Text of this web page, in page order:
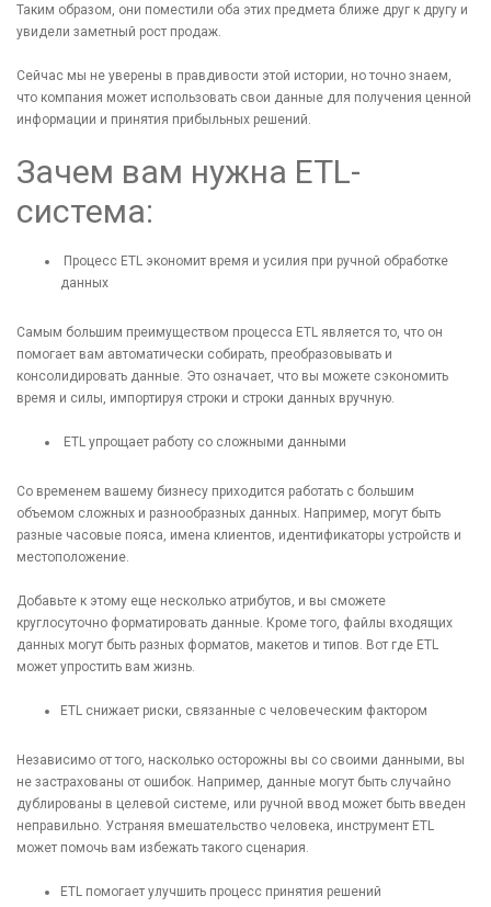
Таким образом, они поместили оба этих предмета ближе друг к другу и
увидели заметный рост продаж.
Сейчас мы не уверены в правдивости этой истории, но точно знаем,
что компания может использовать свои данные для получения ценной
информации и принятия прибыльных решений.
Зачем вам нужна ETL-
система:
Процесс ETL экономит время и усилия при ручной обработке
данных
Самым большим преимуществом процесса ETL является то, что он
помогает вам автоматически собирать, преобразовывать и
консолидировать данные. Это означает, что вы можете сэкономить
время и силы, импортируя строки и строки данных вручную.
ETL упрощает работу со сложными данными
Со временем вашему бизнесу приходится работать с большим
объемом сложных и разнообразных данных. Например, могут быть
разные часовые пояса, имена клиентов, идентификаторы устройств и
местоположение.
Добавьте к этому еще несколько атрибутов, и вы сможете
круглосуточно форматировать данные. Кроме того, файлы входящих
данных могут быть разных форматов, макетов и типов. Вот где ETL
может упростить вам жизнь.
ETL снижает риски, связанные с человеческим фактором
Независимо от того, насколько осторожны вы со своими данными, вы
не застрахованы от ошибок. Например, данные могут быть случайно
дублированы в целевой системе, или ручной ввод может быть введен
неправильно. Устраняя вмешательство человека, инструмент ETL
может помочь вам избежать такого сценария.
ETL помогает улучшить процесс принятия решений